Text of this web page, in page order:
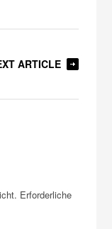
ARTICLE
Erforderliche